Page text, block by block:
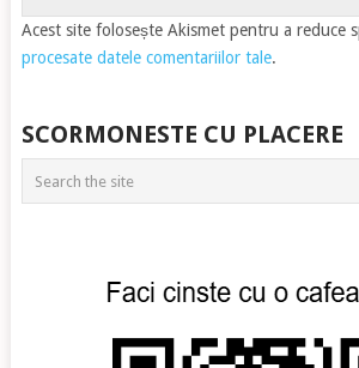
Acest site folosește Akismet pentru a reduce
procesate datele comentariilor tale.
SCORMONESTE CU PLACERE